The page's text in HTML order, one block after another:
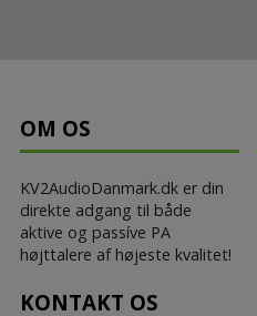
OM OS
KV2AudioDanmark.dk er din
direkte adgang til både
aktive og passíve PA
højttalere af højeste kvalitet!​
KONTAKT OS